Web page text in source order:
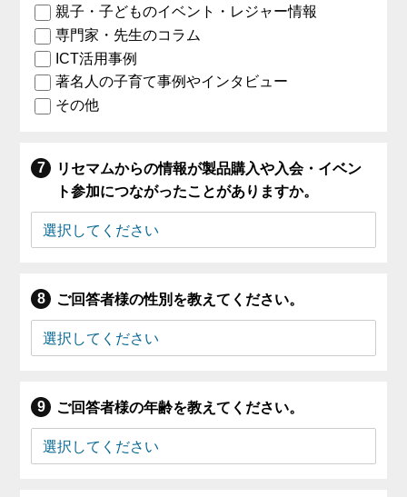
親子・子どものイベント・レジャー情報
専門家・先生のコラム
ICT活用事例
著名人の子育て事例やインタビュー
その他
リセマムからの情報が製品購入や入会・イベン
ト参加につながったことがありますか。
ご回答者様の性別を教えてください。
ご回答者様の年齢を教えてください。